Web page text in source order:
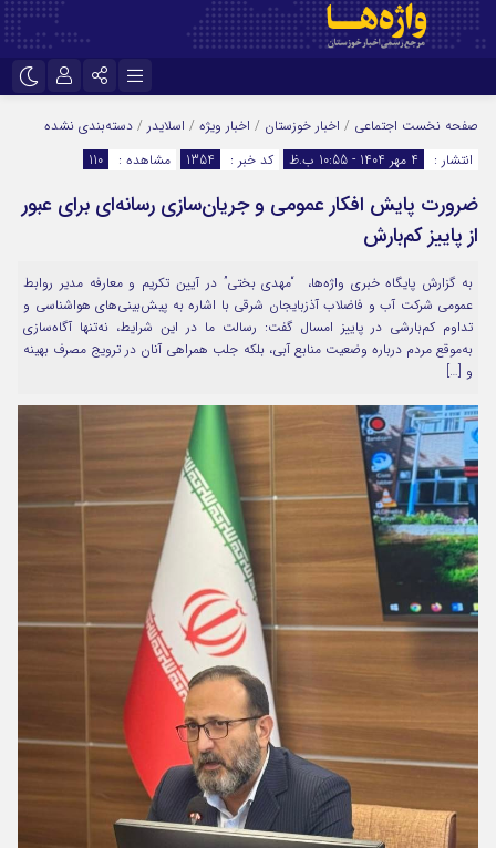
اینستاگرام
تلگرام
سروش
ایتا
آپارات
اپلیکیشن رمز عبور
مرا به خاطر بسپار
صفحه نخست اجتماعی / اخبار خوزستان / اخبار ویژه / اسلایدر / دسته‌بندی نشده
انتشار :
4 مهر 1404 - 10:55 ب.ظ کد خبر : 1354 مشاهده : 110
ضرورت پایش افکار عمومی و جریان‌سازی رسانه‌ای برای عبور
از پاییز کم‌بارش
به گزارش پایگاه خبری واژه‌ها، “مهدی بختی” در آیین تکریم و معارفه مدیر روابط
عمومی شرکت آب و فاضلاب آذزبایجان شرقی با اشاره به پیش‌بینی‌های هواشناسی و
تداوم کم‌بارشی در پاییز امسال گفت: رسالت ما در این شرایط، نه‌تنها آگاه‌سازی
به‌موقع مردم درباره وضعیت منابع آبی، بلکه جلب همراهی آنان در ترویج مصرف بهینه
و […]